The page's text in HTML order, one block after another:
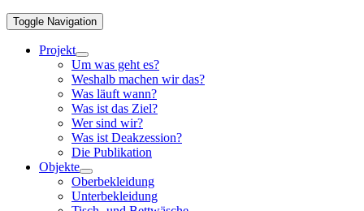
Toggle Navigation
Projekt
Um was geht es?
Weshalb machen wir das?
Was läuft wann?
Was ist das Ziel?
Wer sind wir?
Was ist Deakzession?
Die Publikation
Objekte
Oberbekleidung
Unterbekleidung